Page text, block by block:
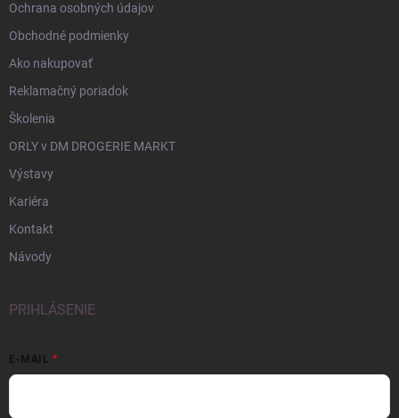
Ochrana osobných údajov
Obchodné podmienky
Ako nakupovať
Reklamačný poriadok
Školenia
ORLY v DM DROGERIE MARKT
Výstavy
Kariéra
Kontakt
Návody
PRIHLÁSENIE
E-MAIL